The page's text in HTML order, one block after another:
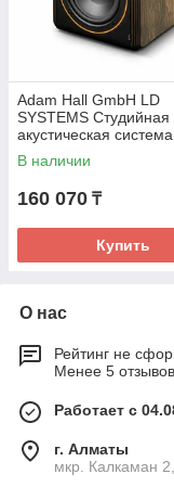
Adam Hall GmbH LD
SYSTEMS Студийная
акустическая система
PSTUDIMON5
В наличии
160 070 ₸
Купить
О нас
Рейтинг не
Менее 5
Работает с
г. Алматы
мкр. Калкаман